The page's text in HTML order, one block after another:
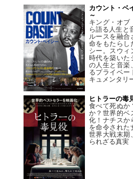
カウント・
～
キング・オブ
ら語る人生と
ルースを融合
命をもたらし
シー。スウィ
時代を築いた
の人生と音楽
るプライベー
キュメンタリ
ヒトラーの
食べて死ぬ
か？世界的ベ
化！ナチスか
を命令された
世界大戦末期
られざる真実